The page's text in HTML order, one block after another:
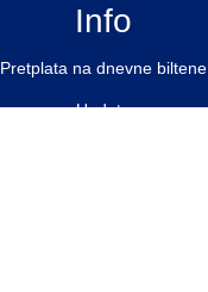
Info
Pretplata na dnevne biltene
Update